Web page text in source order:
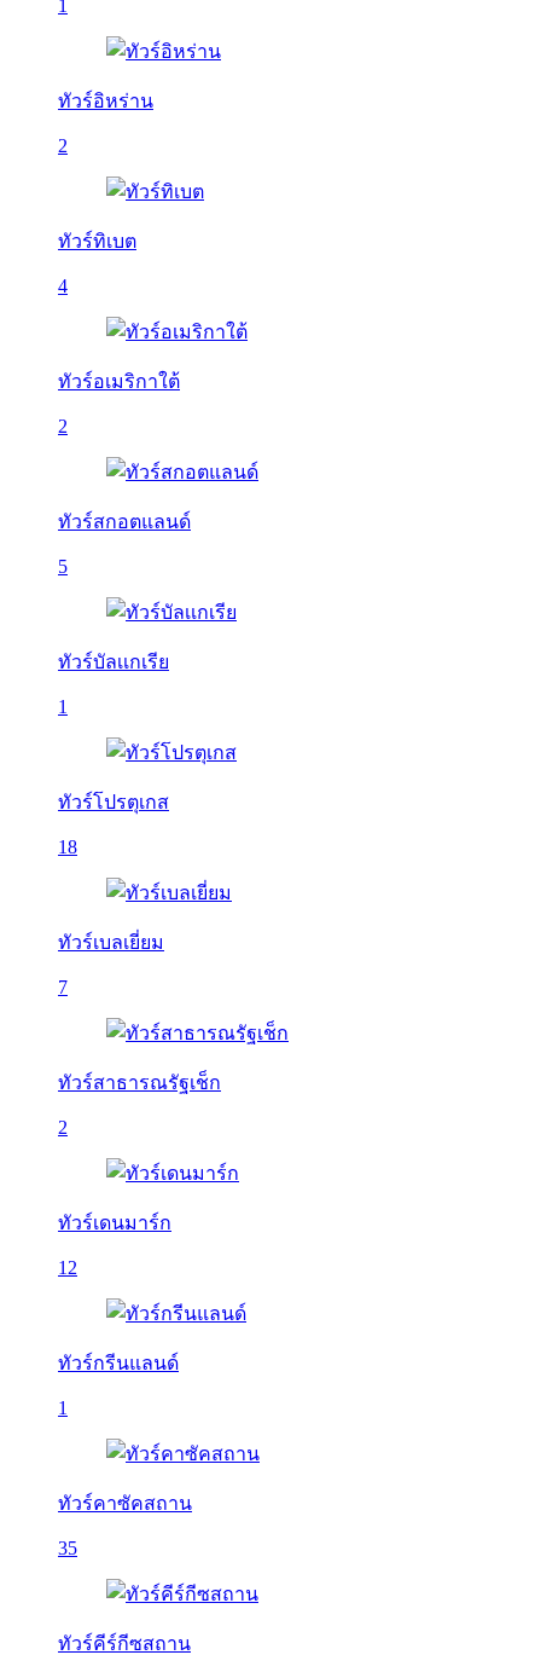
1
ทัวร์อิหร่าน
2
ทัวร์ทิเบต
4
ทัวร์อเมริกาใต้
2
ทัวร์สกอตแลนด์
5
ทัวร์บัลเเกเรีย
1
ทัวร์โปรตุเกส
18
ทัวร์เบลเยี่ยม
7
ทัวร์สาธารณรัฐเช็ก
2
ทัวร์เดนมาร์ก
12
ทัวร์กรีนแลนด์
1
ทัวร์คาซัคสถาน
35
ทัวร์คีร์กีซสถาน